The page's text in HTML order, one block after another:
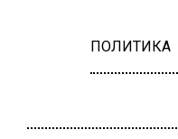
ПОЛИТИКА